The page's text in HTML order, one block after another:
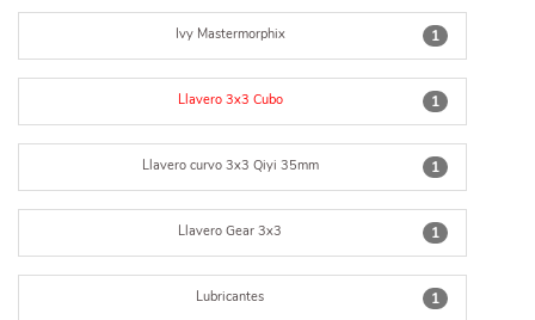
1
Ivy Mastermorphix
1
Llavero 3x3 Cubo
1
Llavero curvo 3x3 Qiyi 35mm
1
Llavero Gear 3x3
1
Lubricantes